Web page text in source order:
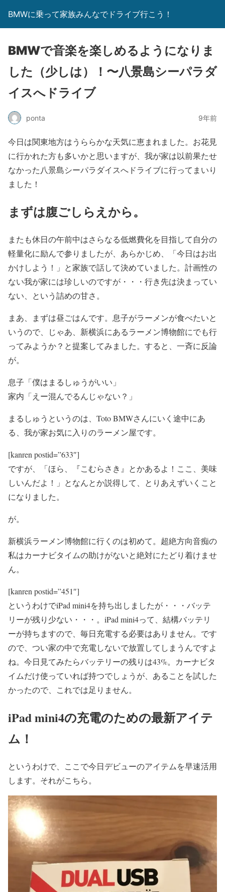
BMWに乗って家族みんなでドライブ行こう！
BMWで音楽を楽しめるようになりま
した（少しは）！〜八景島シーパラダ
イスへドライブ
ponta 9年前
今日は関東地方はうららかな天気に恵まれました。お花見
に行かれた方も多いかと思いますが、我が家は以前果たせ
なかった八景島シーパラダイスへドライブに行ってまいり
ました！
まずは腹ごしらえから。
またも休日の午前中はさらなる低燃費化を目指して自分の
軽量化に励んで参りましたが、あらかじめ、「今日はお出
かけしよう！」と家族で話して決めていました。計画性の
ない我が家には珍しいのですが・・・行き先は決まってい
ない、という詰めの甘さ。
まあ、まずは昼ごはんです。息子がラーメンが食べたいと
いうので、じゃあ、新横浜にあるラーメン博物館にでも行
ってみようか？と提案してみました。すると、一斉に反論
が。
息子「僕はまるしゅうがいい」
家内「えー混んでるんじゃない？」
まるしゅうというのは、Toto BMWさんにいく途中にあ
る、我が家お気に入りのラーメン屋です。
[kanren postid=”633″]
ですが、「ほら、『こむらさき』とかあるよ！ここ、美味
しいんだよ！」となんとか説得して、とりあえずいくこと
になりました。
が。
新横浜ラーメン博物館に行くのは初めて。超絶方向音痴の
私はカーナビタイムの助けがないと絶対にたどり着けませ
ん。
[kanren postid=”451″]
というわけでiPad mini4を持ち出しましたが・・・バッテ
リーが残り少ない・・・。iPad mini4って、結構バッテリ
ーが持ちますので、毎日充電する必要はありません。です
ので、つい家の中で充電しないで放置してしまうんですよ
ね。今日見てみたらバッテリーの残りは43%。カーナビタ
イムだけ使っていれば持つでしょうが、あることを試した
かったので、これでは足りません。
iPad mini4の充電のための最新アイテ
ム！
というわけで、ここで今日デビューのアイテムを早速活用
します。それがこちら。